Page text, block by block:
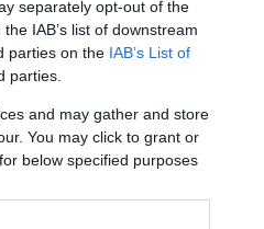
separately opt-out of the
IAB’s list of downstream
parties on the IAB’s List of
parties.
and may gather and store
You may click to grant or
below specified purposes